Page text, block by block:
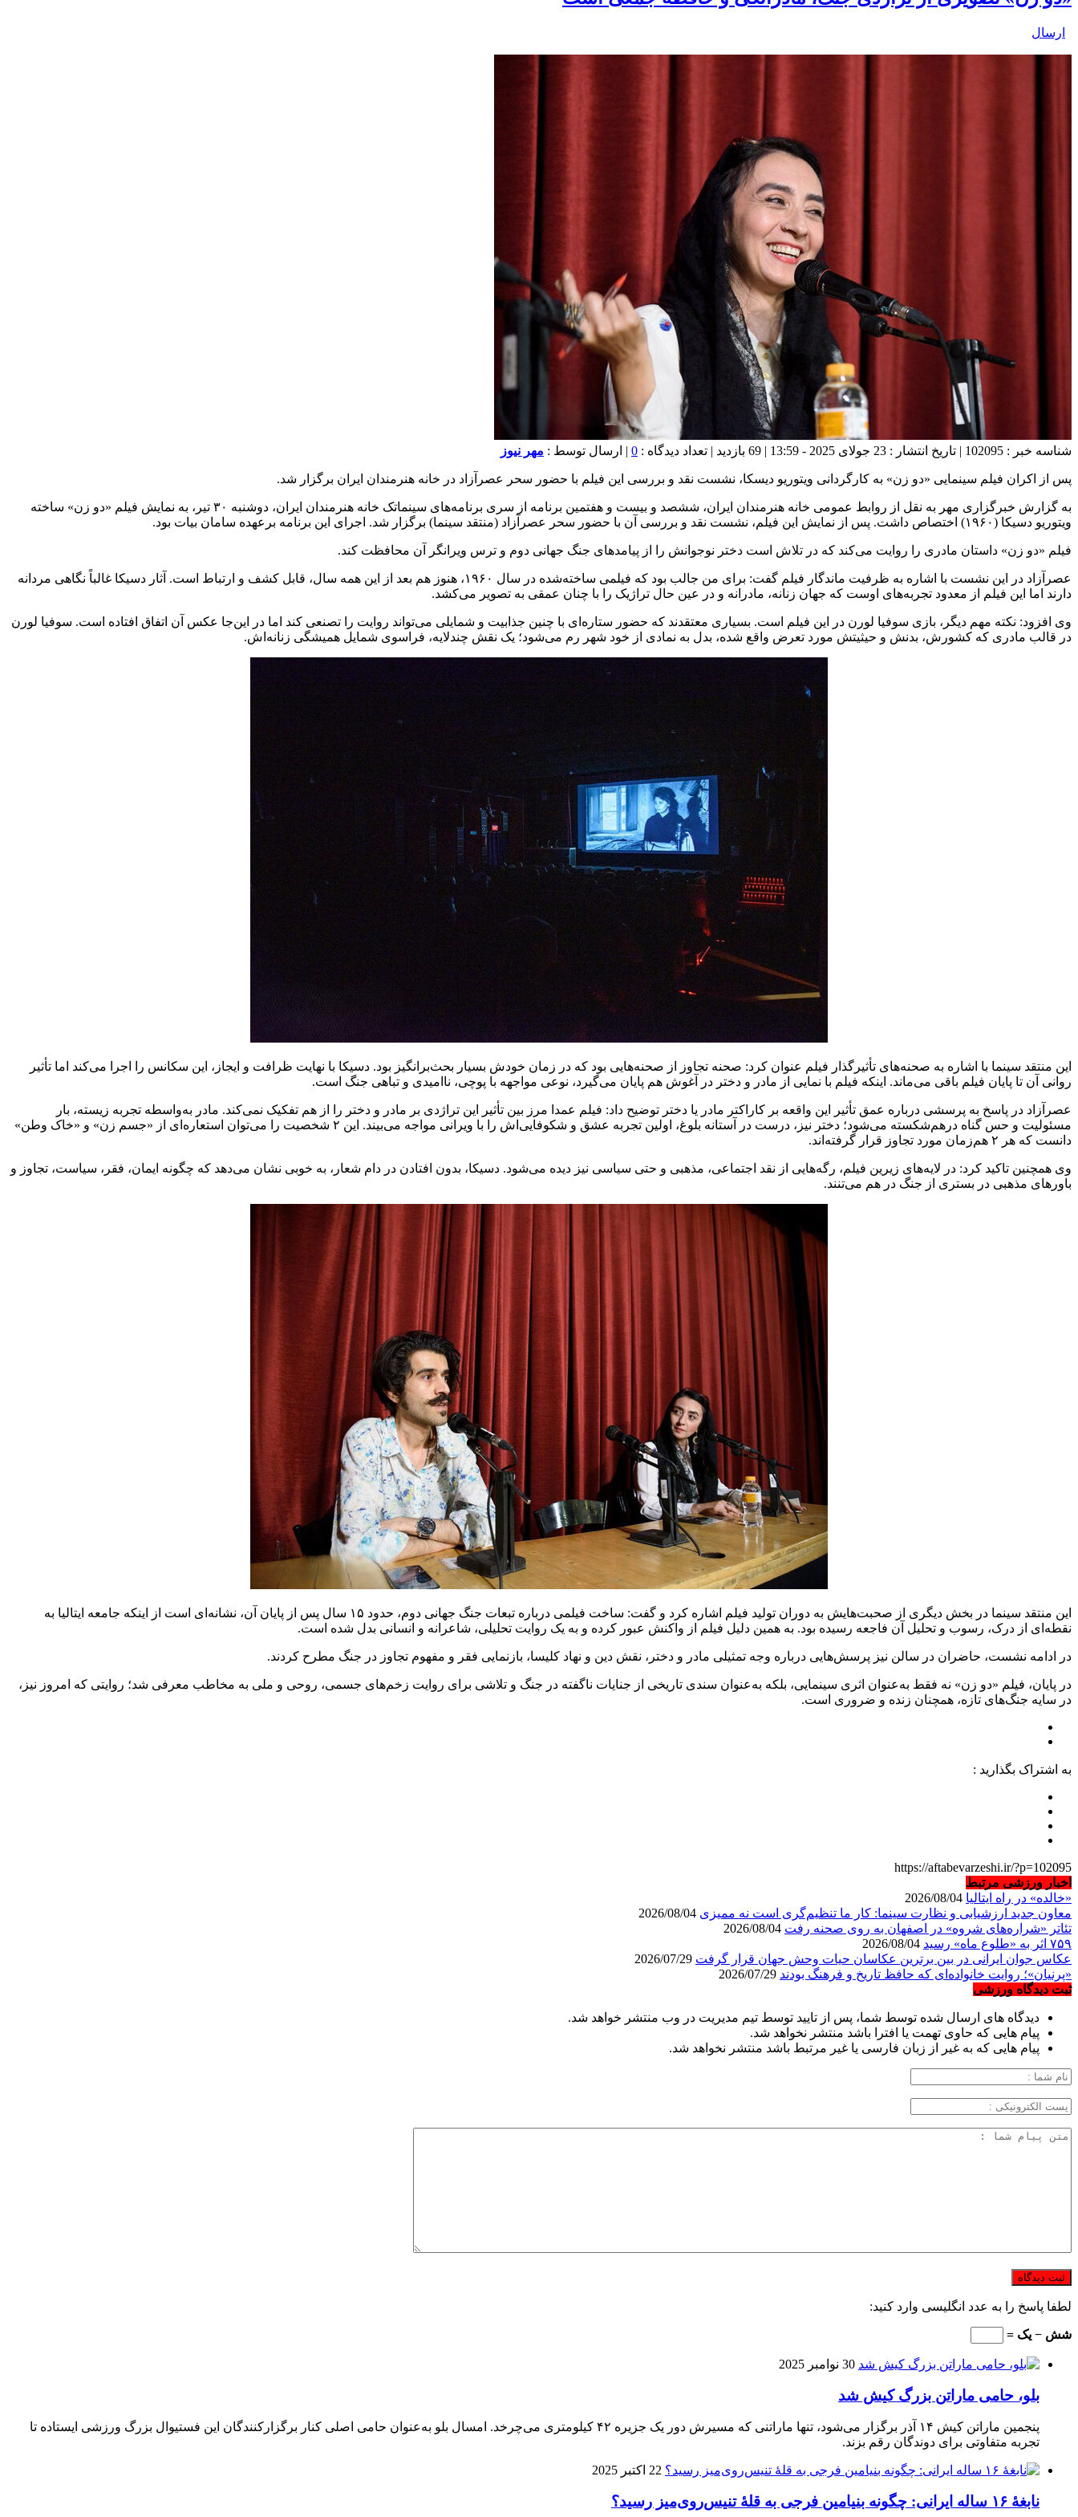
ارسال
شناسه خبر : 102095 | تاریخ انتشار : 23 جولای 2025 - 13:59 | 69 بازدید | تعداد دیدگاه : 0 | ارسال توسط : مهر نیوز
پس از اکران فیلم سینمایی «دو زن» به کارگردانی ویتوریو دیسکا، نشست نقد و بررسی این فیلم با حضور سحر عصرآزاد در خانه هنرمندان ایران برگزار شد.
به گزارش خبرگزاری مهر به نقل از روابط عمومی خانه هنرمندان ایران، ششصد و بیست و هفتمین برنامه از سری برنامه‌های سینماتک خانه هنرمندان ایران، دوشنبه ۳۰ تیر، به نمایش فیلم «دو زن» ساخته
ویتوریو دسیکا (۱۹۶۰) اختصاص داشت. پس از نمایش این فیلم، نشست نقد و بررسی آن با حضور سحر عصرآزاد (منتقد سینما) برگزار شد. اجرای این برنامه برعهده سامان بیات بود.
فیلم «دو زن» داستان مادری را روایت می‌کند که در تلاش است دختر نوجوانش را از پیامدهای جنگ جهانی دوم و ترس ویرانگر آن محافظت کند.
عصرآزاد در این نشست با اشاره به ظرفیت ماندگار فیلم گفت: برای من جالب بود که فیلمی ساخته‌شده در سال ۱۹۶۰، هنوز هم بعد از این همه سال، قابل کشف و ارتباط است. آثار دسیکا غالباً نگاهی مردانه
دارند اما این فیلم از معدود تجربه‌های اوست که جهان زنانه، مادرانه و در عین حال تراژیک را با چنان عمقی به تصویر می‌کشد.
وی افزود: نکته مهم دیگر، بازی سوفیا لورن در این فیلم است. بسیاری معتقدند که حضور ستاره‌ای با چنین جذابیت و شمایلی می‌تواند روایت را تصنعی کند اما در این‌جا عکس آن اتفاق افتاده است. سوفیا لورن
در قالب مادری که کشورش، بدنش و حیثیتش مورد تعرض واقع شده، بدل به نمادی از خود شهر رم می‌شود؛ یک نقش چندلایه، فراسوی شمایل همیشگی زنانه‌اش.
این منتقد سینما با اشاره به صحنه‌های تأثیرگذار فیلم عنوان کرد: صحنه تجاوز از صحنه‌هایی بود که در زمان خودش بسیار بحث‌برانگیز بود. دسیکا با نهایت ظرافت و ایجاز، این سکانس را اجرا می‌کند اما تأثیر
روانی آن تا پایان فیلم باقی می‌ماند. اینکه فیلم با نمایی از مادر و دختر در آغوش هم پایان می‌گیرد، نوعی مواجهه با پوچی، ناامیدی و تباهی جنگ است.
عصرآزاد در پاسخ به پرسشی درباره عمق تأثیر این واقعه بر کاراکتر مادر یا دختر توضیح داد: فیلم عمدا مرز بین تأثیر این تراژدی بر مادر و دختر را از هم تفکیک نمی‌کند. مادر به‌واسطه تجربه زیسته، بار
مسئولیت و حس گناه درهم‌شکسته می‌شود؛ دختر نیز، درست در آستانه بلوغ، اولین تجربه عشق و شکوفایی‌اش را با ویرانی مواجه می‌بیند. این ۲ شخصیت را می‌توان استعاره‌ای از «جسم زن» و «خاک وطن»
دانست که هر ۲ هم‌زمان مورد تجاوز قرار گرفته‌اند.
وی همچنین تاکید کرد: در لایه‌های زیرین فیلم، رگه‌هایی از نقد اجتماعی، مذهبی و حتی سیاسی نیز دیده می‌شود. دسیکا، بدون افتادن در دام شعار، به خوبی نشان می‌دهد که چگونه ایمان، فقر، سیاست، تجاوز و
باورهای مذهبی در بستری از جنگ در هم می‌تنند.
این منتقد سینما در بخش دیگری از صحبت‌هایش به دوران تولید فیلم اشاره کرد و گفت: ساخت فیلمی درباره تبعات جنگ جهانی دوم، حدود ۱۵ سال پس از پایان آن، نشانه‌ای است از اینکه جامعه ایتالیا به
نقطه‌ای از درک، رسوب و تحلیل آن فاجعه رسیده بود. به همین دلیل فیلم از واکنش عبور کرده و به یک روایت تحلیلی، شاعرانه و انسانی بدل شده است.
در ادامه نشست، حاضران در سالن نیز پرسش‌هایی درباره وجه تمثیلی مادر و دختر، نقش دین و نهاد کلیسا، بازنمایی فقر و مفهوم تجاوز در جنگ مطرح کردند.
در پایان، فیلم «دو زن» نه فقط به‌عنوان اثری سینمایی، بلکه به‌عنوان سندی تاریخی از جنایات ناگفته در جنگ و تلاشی برای روایت زخم‌های جسمی، روحی و ملی به مخاطب معرفی شد؛ روایتی که امروز نیز،
در سایه جنگ‌های تازه، همچنان زنده و ضروری است.
به اشتراک بگذارید :
https://aftabevarzeshi.ir/?p=102095
اخبار ورزشی مرتبط
«خالده» در راه ایتالیا
معاون جدید ارزشیابی و نظارت سینما: کار ما تنظیم‌گری است نه ممیزی
تئاتر «شراره‌های شروه» در اصفهان به روی صحنه رفت
۷۵۹ اثر به «طلوع ماه» رسید
عکاس جوان ایرانی در بین برترین عکاسان حیات وحش جهان قرار گرفت
«پرنیان»؛ روایت خانواده‌ای که حافظ تاریخ و فرهنگ بودند
ثبت دیدگاه ورزشی
دیدگاه های ارسال شده توسط شما، پس از تایید توسط تیم مدیریت در وب منتشر خواهد شد.
پیام هایی که حاوی تهمت یا افترا باشد منتشر نخواهد شد.
پیام هایی که به غیر از زبان فارسی یا غیر مرتبط باشد منتشر نخواهد شد.
لطفا پاسخ را به عدد انگلیسی وارد کنید:
شش − یک =
30 نوامبر 2025
بلو، حامی ماراتن بزرگ کیش شد
پنجمین ماراتن کیش ۱۴ آذر برگزار می‌شود، تنها ماراتنی که مسیرش دور یک جزیره ۴۲ کیلومتری می‌چرخد. امسال بلو به‌عنوان حامی اصلی کنار برگزارکنندگان این فستیوال بزرگ ورزشی ایستاده تا
تجربه متفاوتی برای دوندگان رقم بزند.
22 اکتبر 2025
نابغهٔ ۱۶ ساله ایرانی: چگونه بنیامین فرجی به قلهٔ تنیس‌روی‌میز رسید؟